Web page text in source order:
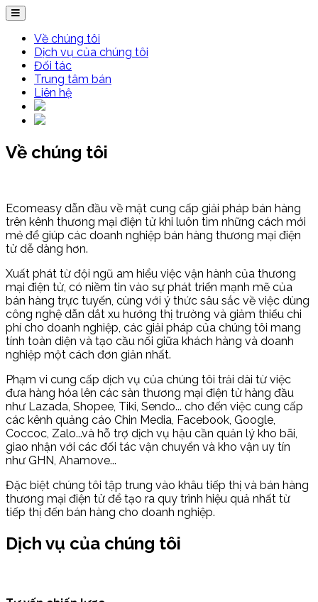
Về chúng tôi
Dịch vụ của chúng tôi
Đối tác
Trung tâm bán
Liên hệ
Về chúng tôi
Ecomeasy dẫn đầu về mặt cung cấp giải pháp bán hàng
trên kênh thương mại điện tử khi luôn tìm những cách mới
mẻ để giúp các doanh nghiệp bán hàng thương mại điện
tử dễ dàng hơn.
Xuất phát từ đội ngũ am hiểu việc vận hành của thương
mại điện tử, có niềm tin vào sự phát triển mạnh mẽ của
bán hàng trực tuyến, cùng với ý thức sâu sắc về việc dùng
công nghệ dẫn dắt xu hướng thị trường và giảm thiểu chi
phí cho doanh nghiệp, các giải pháp của chúng tôi mang
tính toàn diện và tạo cầu nối giữa khách hàng và doanh
nghiệp một cách đơn giản nhất.
Phạm vi cung cấp dịch vụ của chúng tôi trải dài từ việc
đưa hàng hóa lên các sàn thương mại điện tử hàng đầu
như Lazada, Shopee, Tiki, Sendo... cho đến việc cung cấp
các kênh quảng cáo Chin Media, Facebook, Google,
Coccoc, Zalo...và hỗ trợ dịch vụ hậu cần quản lý kho bãi,
giao nhận với các đối tác vận chuyển và kho vận uy tín
như GHN, Ahamove...
Đặc biệt chúng tôi tập trung vào khâu tiếp thị và bán hàng
thương mại điện tử để tạo ra quy trình hiệu quả nhất từ
tiếp thị đến bán hàng cho doanh nghiệp.
Dịch vụ của chúng tôi